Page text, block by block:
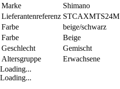
Marke
Shimano
Lieferantenreferenz STCAXMTS24M
Farbe
beige/schwarz
Farbe
Beige
Geschlecht
Gemischt
Altersgruppe
Erwachsene
Loading...
Loading...